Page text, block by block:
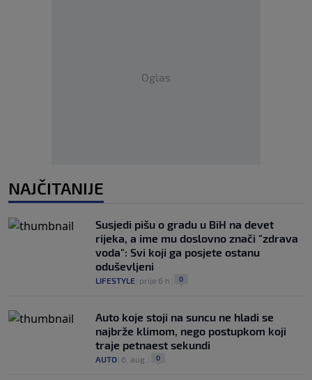
Oglas
NAJČITANIJE
Susjedi pišu o gradu u BiH na devet
rijeka, a ime mu doslovno znači "zdrava
voda": Svi koji ga posjete ostanu
oduševljeni
LIFESTYLE prije 6 h 0
Auto koje stoji na suncu ne hladi se
najbrže klimom, nego postupkom koji
traje petnaest sekundi
AUTO 6. aug. 0